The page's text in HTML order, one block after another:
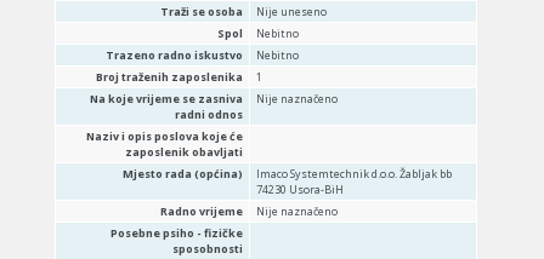
Traži se osoba
Nije uneseno
Spol
Nebitno
Trazeno radno iskustvo
Nebitno
Broj traženih zaposlenika
1
Na koje vrijeme se zasniva
radni odnos
Nije naznačeno
Naziv i opis poslova koje će
zaposlenik obavljati
Mjesto rada (općina)
Imaco Systemtechnik d.o.o. Žabljak bb
74230 Usora-BiH
Radno vrijeme
Nije naznačeno
Posebne psiho - fizičke
sposobnosti